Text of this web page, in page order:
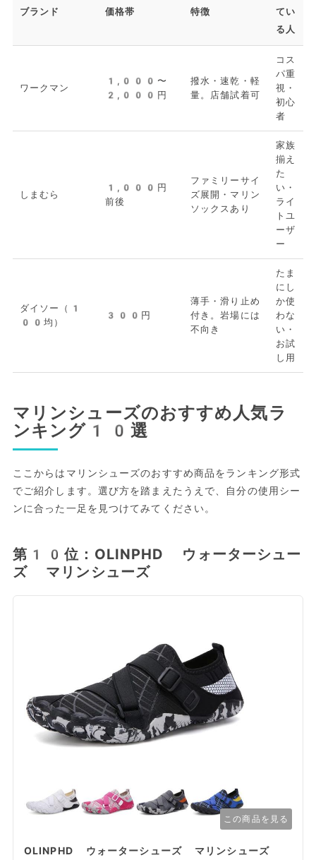
ブランド 価格帯 特徴
てい
る人
ワークマン
1,000〜
2,000円
撥水・速乾・軽
量。店舗試着可
コス
パ重
視・
初心
者
しまむら
1,000円
前後
ファミリーサイ
ズ展開・マリン
ソックスあり
家族
揃え
た
い・
ライ
トユ
ーザ
ー
ダイソー（1
00均）
300円
薄手・滑り止め
付き。岩場には
不向き
たま
にし
か使
わな
い・
お試
し用
マリンシューズのおすすめ人気ラ
ンキング10選
ここからはマリンシューズのおすすめ商品をランキング形式
でご紹介します。選び方を踏まえたうえで、自分の使用シー
ンに合った一足を見つけてみてください。
第10位：OLINPHD ウォーターシュー
ズ マリンシューズ
この商品を見る
OLINPHD ウォーターシューズ マリンシューズ